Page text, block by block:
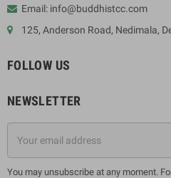
Email: info@buddhistcc.com
125, Anderson Road, Nedimala,
FOLLOW US
NEWSLETTER
You may unsubscribe at any moment.